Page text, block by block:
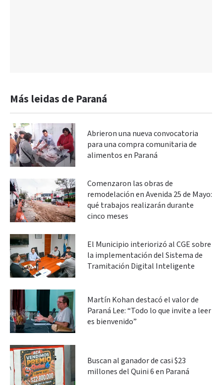
Más leidas de Paraná
Abrieron una nueva convocatoria
para una compra comunitaria de
alimentos en Paraná
Comenzaron las obras de
remodelación en Avenida 25 de Mayo:
qué trabajos realizarán durante
cinco meses
El Municipio interiorizó al CGE sobre
la implementación del Sistema de
Tramitación Digital Inteligente
Martín Kohan destacó el valor de
Paraná Lee: “Todo lo que invite a leer
es bienvenido”
Buscan al ganador de casi $23
millones del Quini 6 en Paraná